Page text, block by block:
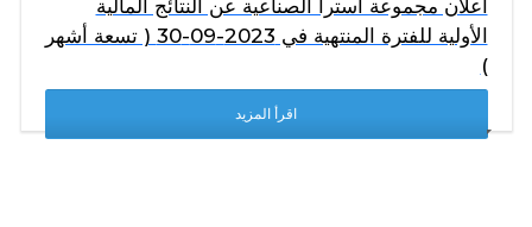
اعلان مجموعة أسترا الصناعية عن النتائج المالية
الأولية للفترة المنتهية في 2023-09-30 ( تسعة أشهر
)
اقرأ المزيد